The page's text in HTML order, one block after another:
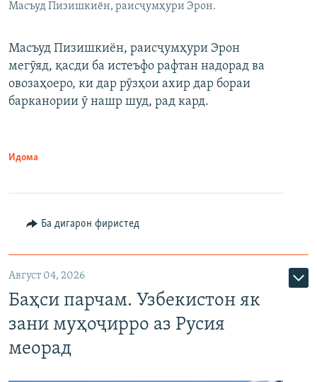
Масъуд Пизишкиён, раисҷумҳури Эрон.
Масъуд Пизишкиён, раисҷумҳури Эрон
мегӯяд, қасди ба истеъфо рафтан надорад ва
овозаҳоеро, ки дар рӯзҳои ахир дар бораи
барканории ӯ нашр шуд, рад кард.
Идома
Ба дигарон фиристед
Август 04, 2026
Баҳси парчам. Узбекистон як
зани муҳоҷирро аз Русия
меорад